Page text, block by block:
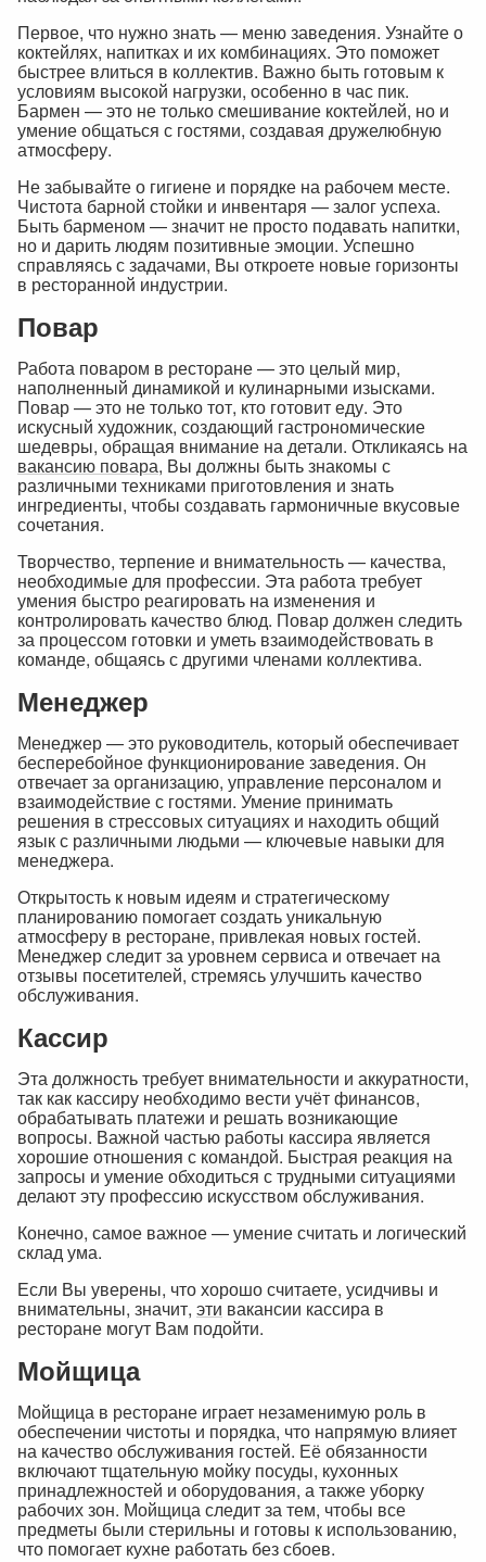
Первое, что нужно знать — меню заведения. Узнайте о
коктейлях, напитках и их комбинациях. Это поможет
быстрее влиться в коллектив. Важно быть готовым к
условиям высокой нагрузки, особенно в час пик.
Бармен — это не только смешивание коктейлей, но и
умение общаться с гостями, создавая дружелюбную
атмосферу.
Не забывайте о гигиене и порядке на рабочем месте.
Чистота барной стойки и инвентаря — залог успеха.
Быть барменом — значит не просто подавать напитки,
но и дарить людям позитивные эмоции. Успешно
справляясь с задачами, Вы откроете новые горизонты
в ресторанной индустрии.
Повар
Работа поваром в ресторане — это целый мир,
наполненный динамикой и кулинарными изысками.
Повар — это не только тот, кто готовит еду. Это
искусный художник, создающий гастрономические
шедевры, обращая внимание на детали. Откликаясь на
вакансию повара, Вы должны быть знакомы с
различными техниками приготовления и знать
ингредиенты, чтобы создавать гармоничные вкусовые
сочетания.
Творчество, терпение и внимательность — качества,
необходимые для профессии. Эта работа требует
умения быстро реагировать на изменения и
контролировать качество блюд. Повар должен следить
за процессом готовки и уметь взаимодействовать в
команде, общаясь с другими членами коллектива.
Менеджер
Менеджер — это руководитель, который обеспечивает
бесперебойное функционирование заведения. Он
отвечает за организацию, управление персоналом и
взаимодействие с гостями. Умение принимать
решения в стрессовых ситуациях и находить общий
язык с различными людьми — ключевые навыки для
менеджера.
Открытость к новым идеям и стратегическому
планированию помогает создать уникальную
атмосферу в ресторане, привлекая новых гостей.
Менеджер следит за уровнем сервиса и отвечает на
отзывы посетителей, стремясь улучшить качество
обслуживания.
Кассир
Эта должность требует внимательности и аккуратности,
так как кассиру необходимо вести учёт финансов,
обрабатывать платежи и решать возникающие
вопросы. Важной частью работы кассира является
хорошие отношения с командой. Быстрая реакция на
запросы и умение обходиться с трудными ситуациями
делают эту профессию искусством обслуживания.
Конечно, самое важное — умение считать и логический
склад ума.
Если Вы уверены, что хорошо считаете, усидчивы и
внимательны, значит, эти вакансии кассира в
ресторане могут Вам подойти.
Мойщица
Мойщица в ресторане играет незаменимую роль в
обеспечении чистоты и порядка, что напрямую влияет
на качество обслуживания гостей. Её обязанности
включают тщательную мойку посуды, кухонных
принадлежностей и оборудования, а также уборку
рабочих зон. Мойщица следит за тем, чтобы все
предметы были стерильны и готовы к использованию,
что помогает кухне работать без сбоев.